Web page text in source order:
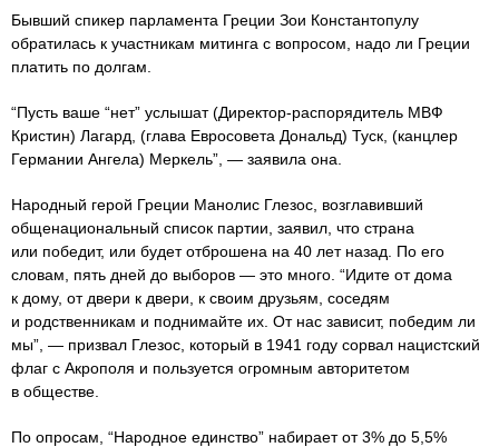
Бывший спикер парламента Греции Зои Константопулу
обратилась к участникам митинга с вопросом, надо ли Греции
платить по долгам.
“Пусть ваше “нет” услышат (Директор-распорядитель МВФ
Кристин) Лагард, (глава Евросовета Дональд) Туск, (канцлер
Германии Ангела) Меркель”, — заявила она.
Народный герой Греции Манолис Глезос, возглавивший
общенациональный список партии, заявил, что страна
или победит, или будет отброшена на 40 лет назад. По его
словам, пять дней до выборов — это много. “Идите от дома
к дому, от двери к двери, к своим друзьям, соседям
и родственникам и поднимайте их. От нас зависит, победим ли
мы”, — призвал Глезос, который в 1941 году сорвал нацистский
флаг с Акрополя и пользуется огромным авторитетом
в обществе.
По опросам, “Народное единство” набирает от 3% до 5,5%